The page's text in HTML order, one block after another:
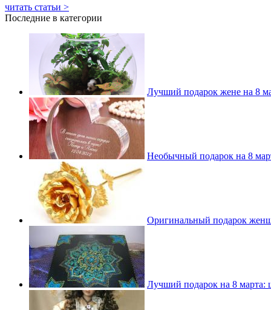
читать статьи >
Последние в категории
Лучший подарок жене на 8
Необычный подарок на 8
Оригинальный подарок
Лучший подарок на 8 марта: